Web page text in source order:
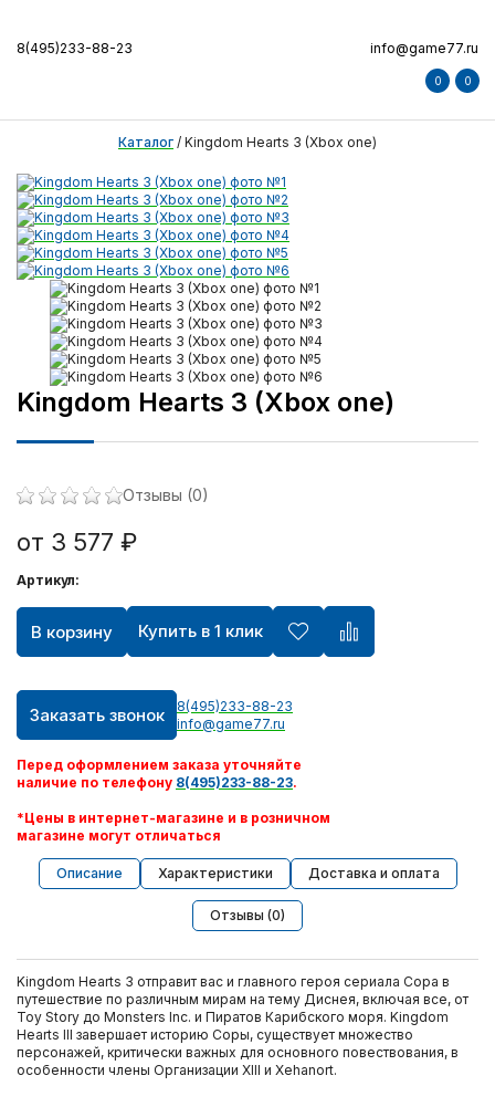
8(495)233-88-23 info@game77.ru
0 0
Каталог / Kingdom Hearts 3 (Xbox one)
Kingdom Hearts 3 (Xbox one)
Отзывы (0)
от 3 577 ₽
Артикул:
В корзину Купить в 1 клик
Заказать звонок
8(495)233-88-23
info@game77.ru
Перед оформлением заказа уточняйте
наличие по телефону 8(495)233-88-23.
*Цены в интернет-магазине и в розничном
магазине могут отличаться
Описание Характеристики Доставка и оплата
Отзывы (0)
Kingdom Hearts 3 отправит вас и главного героя сериала Сора в
путешествие по различным мирам на тему Диснея, включая все, от
Toy Story до Monsters Inc. и Пиратов Карибского моря. Kingdom
Hearts III завершает историю Соры, существует множество
персонажей, критически важных для основного повествования, в
особенности члены Организации XIII и Xehanort.